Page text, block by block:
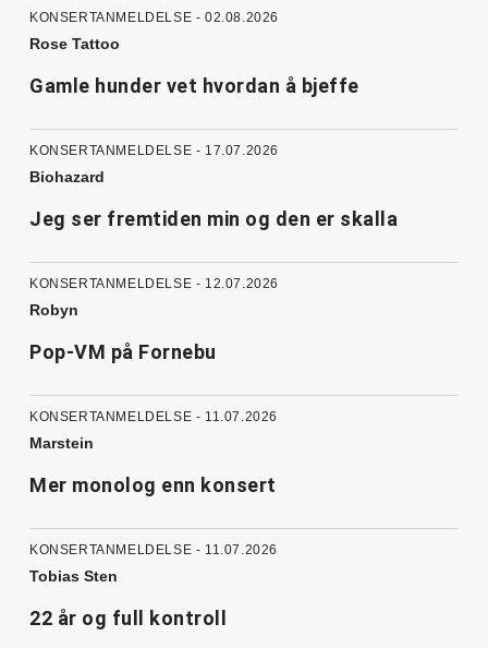
KONSERTANMELDELSE - 02.08.2026
Rose Tattoo
Gamle hunder vet hvordan å bjeffe
KONSERTANMELDELSE - 17.07.2026
Biohazard
Jeg ser fremtiden min og den er skalla
KONSERTANMELDELSE - 12.07.2026
Robyn
Pop-VM på Fornebu
KONSERTANMELDELSE - 11.07.2026
Marstein
Mer monolog enn konsert
KONSERTANMELDELSE - 11.07.2026
Tobias Sten
22 år og full kontroll